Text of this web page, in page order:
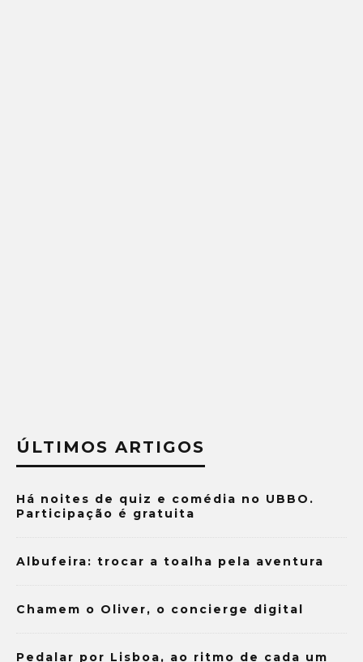
ÚLTIMOS ARTIGOS
Há noites de quiz e comédia no UBBO.
Participação é gratuita
Albufeira: trocar a toalha pela aventura
Chamem o Oliver, o concierge digital
Pedalar por Lisboa, ao ritmo de cada um